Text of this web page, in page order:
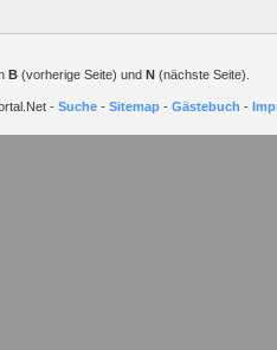
B (vorherige Seite) und N (nächste Seite).
- Suche - Sitemap - Gästebuch -